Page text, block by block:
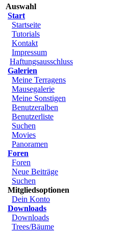
Auswahl
Start
Startseite
Tutorials
Kontakt
Impressum
Haftungsausschluss
Galerien
Meine Terragens
Mausegalerie
Meine Sonstigen
Benutzeralben
Benutzerliste
Suchen
Movies
Panoramen
Foren
Foren
Neue Beiträge
Suchen
Mitgliedsoptionen
Dein Konto
Downloads
Downloads
Trees/Bäume